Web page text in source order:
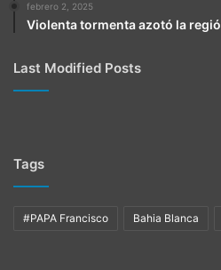
febrero 2, 2025
Violenta tormenta azotó la
Last Modified Posts
Tags
#PAPA Francisco Bahia Blanca